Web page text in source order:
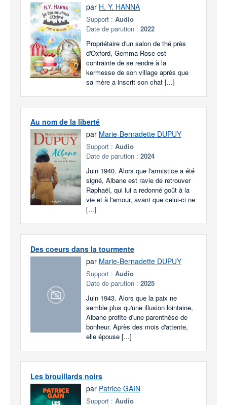
par H. Y. HANNA
Support : Audio
Date de parution : 2022
Propriétaire d'un salon de thé près
d'Oxford, Gemma Rose est
contrainte de se rendre à la
kermesse de son village après que
sa mère a inscrit son chat [...]
Au nom de la liberté
par Marie-Bernadette DUPUY
Support : Audio
Date de parution : 2024
Juin 1940. Alors que l'armistice a été
signé, Albane est ravie de retrouver
Raphaël, qui lui a redonné goût à la
vie et à l'amour, avant que celui-ci ne
[...]
Des coeurs dans la tourmente
par Marie-Bernadette DUPUY
Support : Audio
Date de parution : 2025
Juin 1943. Alors que la paix ne
semble plus qu'une illusion lointaine,
Albane profite d'une parenthèse de
bonheur. Après des mois d'attente,
elle épouse [...]
Les brouillards noirs
par Patrice GAIN
Support : Audio